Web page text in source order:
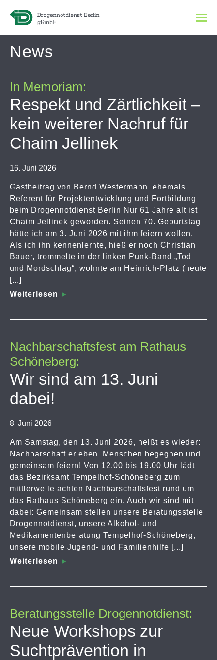
News
In Memoriam:
Respekt und Zärtlichkeit –
kein weiterer Nachruf für
Chaim Jellinek
16. Juni 2026
Gastbeitrag von Bernd Westermann, ehemals
Referent für Projektentwicklung und Fortbildung
beim Drogennotdienst Berlin Nur 61 Jahre alt ist
Chaim Jellinek geworden. Seinen 70. Geburtstag
hätte ich am 3. Juni 2026 mit ihm feiern wollen.
Als ich ihn kennenlernte, hieß er noch Christian
Bauer, trommelte in der linken Punk-Band „Tod
und Mordschlag“, wohnte am Heinrich-Platz (heute
[...]
Weiterlesen
Nachbarschaftsfest am Rathaus
Schöneberg:
Wir sind am 13. Juni
dabei!
8. Juni 2026
Am Samstag, den 13. Juni 2026, heißt es wieder:
Nachbarschaft erleben, Menschen begegnen und
gemeinsam feiern! Von 12.00 bis 19.00 Uhr lädt
das Bezirksamt Tempelhof-Schöneberg zum
mittlerweile achten Nachbarschaftsfest rund um
das Rathaus Schöneberg ein. Auch wir sind mit
dabei: Gemeinsam stellen unsere Beratungsstelle
Drogennotdienst, unsere Alkohol- und
Medikamentenberatung Tempelhof-Schöneberg,
unsere mobile Jugend- und Familienhilfe [...]
Weiterlesen
Beratungsstelle Drogennotdienst:
Neue Workshops zur
Suchtprävention in